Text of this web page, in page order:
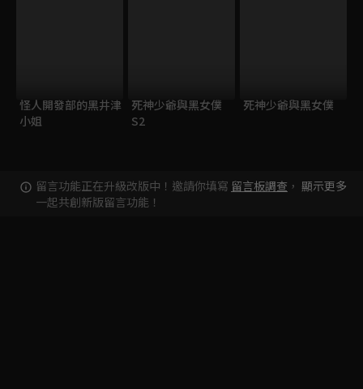
怪人開發部的黑井津
小姐
死神少爺與黑女僕
S2
死神少爺與黑女僕
留言功能正在升級改版中！邀請你填寫 留言板調查 ，
一起共創新版留言功能！
顯示更多